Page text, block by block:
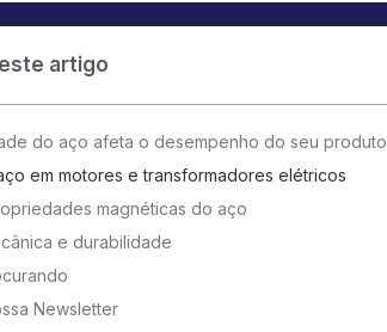
artigo
do aço afeta o desempenho do seu produto
em motores e transformadores elétricos
magnéticas do aço
e durabilidade
Newsletter